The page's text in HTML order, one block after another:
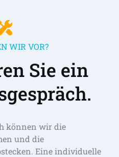
WIR VOR?
Sie ein
können wir die
und die
Eine individuelle